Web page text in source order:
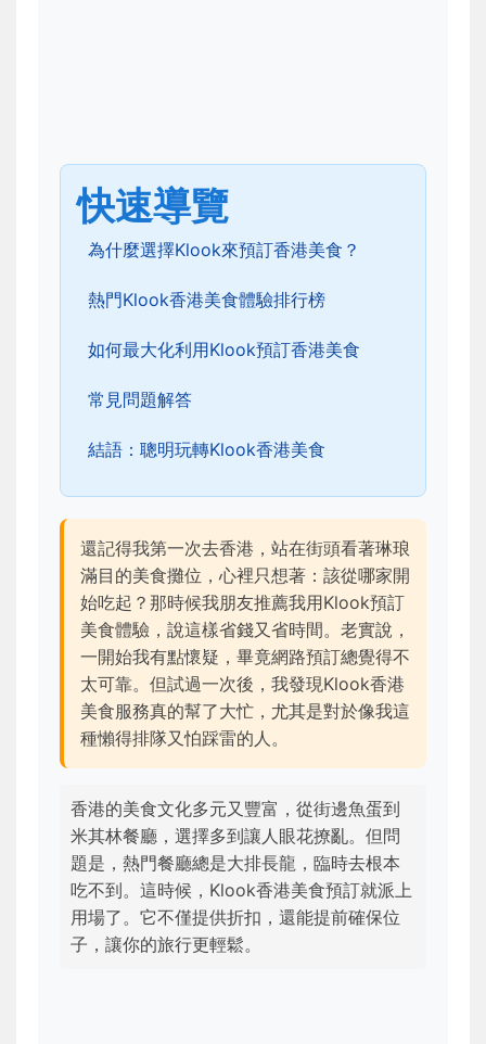
快速導覽
為什麼選擇Klook來預訂香港美食？
熱門Klook香港美食體驗排行榜
如何最大化利用Klook預訂香港美食
常見問題解答
結語：聰明玩轉Klook香港美食
還記得我第一次去香港，站在街頭看著琳琅
滿目的美食攤位，心裡只想著：該從哪家開
始吃起？那時候我朋友推薦我用Klook預訂
美食體驗，說這樣省錢又省時間。老實說，
一開始我有點懷疑，畢竟網路預訂總覺得不
太可靠。但試過一次後，我發現Klook香港
美食服務真的幫了大忙，尤其是對於像我這
種懶得排隊又怕踩雷的人。
香港的美食文化多元又豐富，從街邊魚蛋到
米其林餐廳，選擇多到讓人眼花撩亂。但問
題是，熱門餐廳總是大排長龍，臨時去根本
吃不到。這時候，Klook香港美食預訂就派上
用場了。它不僅提供折扣，還能提前確保位
子，讓你的旅行更輕鬆。